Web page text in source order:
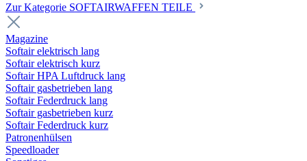
Zur Kategorie SOFTAIRWAFFEN TEILE
Magazine
Softair elektrisch lang
Softair elektrisch kurz
Softair HPA Luftdruck lang
Softair gasbetrieben lang
Softair Federdruck lang
Softair gasbetrieben kurz
Softair Federdruck kurz
Patronenhülsen
Speedloader